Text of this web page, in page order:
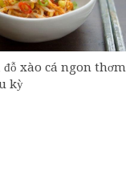
đỗ xào cá ngon thơm
kỳ